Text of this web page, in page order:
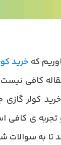
کهخرید کولر
کافی نیست.
ی کافی است
به سوالات